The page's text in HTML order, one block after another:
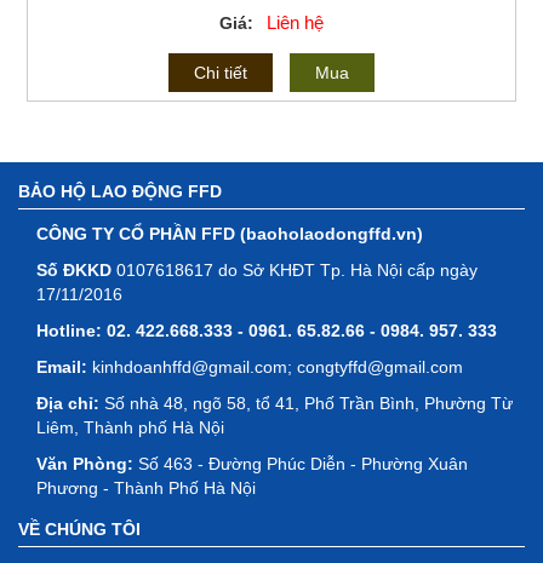
Giá: Liên hệ
Chi tiết Mua
BẢO HỘ LAO ĐỘNG FFD
CÔNG TY CỔ PHẦN FFD (baoholaodongffd.vn)
Số ĐKKD 0107618617 do Sở KHĐT Tp. Hà Nội cấp ngày
17/11/2016
Hotline: 02. 422.668.333 - 0961. 65.82.66 - 0984. 957. 333
Email: kinhdoanhffd@gmail.com; congtyffd@gmail.com
Địa chỉ: Số nhà 48, ngõ 58, tổ 41, Phố Trần Bình, Phường Từ
Liêm, Thành phố Hà Nội
Văn Phòng: Số 463 - Đường Phúc Diễn - Phường Xuân
Phương - Thành Phố Hà Nội
VỀ CHÚNG TÔI